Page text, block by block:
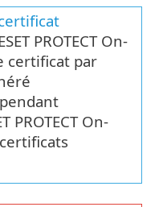
PROTECT On-
certificat par
PROTECT On-